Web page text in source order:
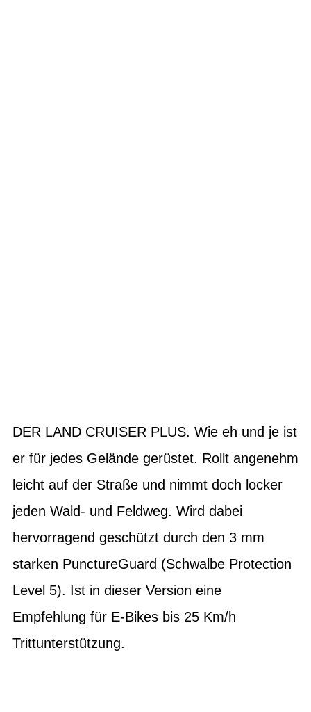
DER LAND CRUISER PLUS. Wie eh und je ist
er für jedes Gelände gerüstet. Rollt angenehm
leicht auf der Straße und nimmt doch locker
jeden Wald- und Feldweg. Wird dabei
hervorragend geschützt durch den 3 mm
starken PunctureGuard (Schwalbe Protection
Level 5). Ist in dieser Version eine
Empfehlung für E-Bikes bis 25 Km/h
Trittunterstützung.